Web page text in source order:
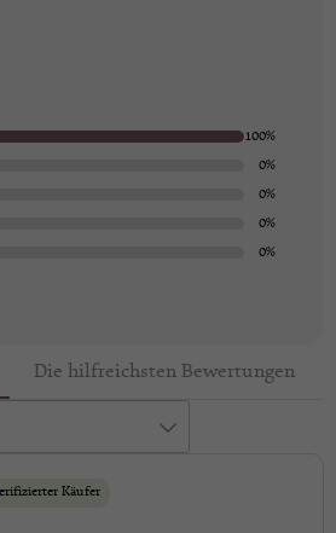
0%
0%
0%
0%
100%
Die hilfreichsten Bewertungen
Käufer